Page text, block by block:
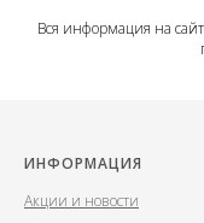
Вся информация на
ИНФОРМАЦИЯ
Акции и новости